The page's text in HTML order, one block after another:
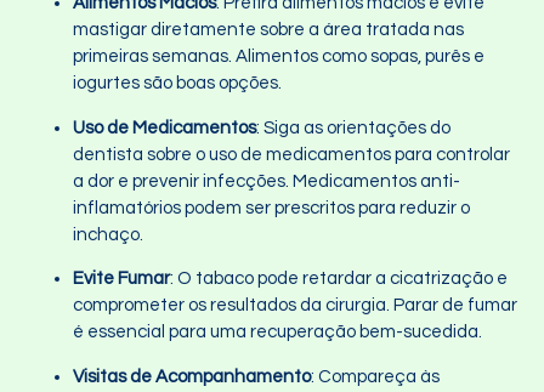
mastigar diretamente sobre a área tratada nas
primeiras semanas. Alimentos como sopas, purês e
iogurtes são boas opções.
Uso de Medicamentos: Siga as orientações do
dentista sobre o uso de medicamentos para controlar
a dor e prevenir infecções. Medicamentos anti-
inflamatórios podem ser prescritos para reduzir o
inchaço.
Evite Fumar: O tabaco pode retardar a cicatrização e
comprometer os resultados da cirurgia. Parar de fumar
é essencial para uma recuperação bem-sucedida.
Visitas de Acompanhamento: Compareça às